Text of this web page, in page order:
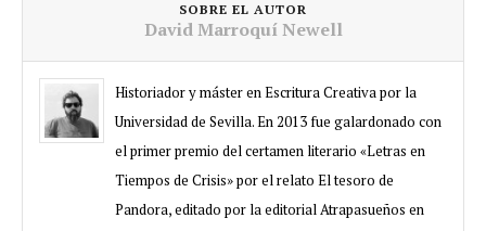
SOBRE EL AUTOR
David Marroquí Newell
Historiador y máster en Escritura Creativa por la
Universidad de Sevilla. En 2013 fue galardonado con
el primer premio del certamen literario «Letras en
Tiempos de Crisis» por el relato El tesoro de
Pandora, editado por la editorial Atrapasueños en